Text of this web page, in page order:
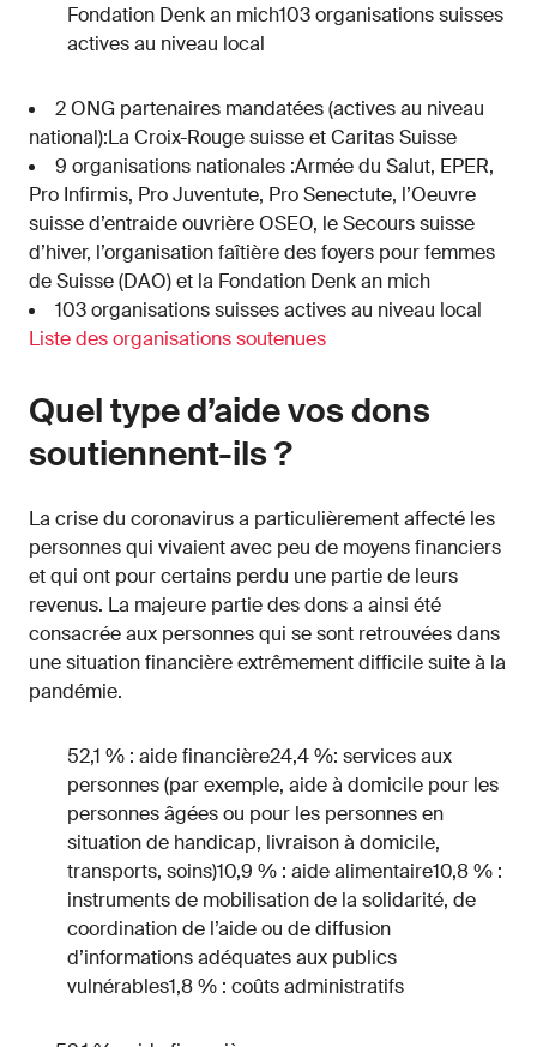
Fondation Denk an mich103 organisations suisses
actives au niveau local
2 ONG partenaires mandatées (actives au niveau
national):La Croix-Rouge suisse et Caritas Suisse
9 organisations nationales :Armée du Salut, EPER,
Pro Infirmis, Pro Juventute, Pro Senectute, l’Oeuvre
suisse d’entraide ouvrière OSEO, le Secours suisse
d’hiver, l’organisation faîtière des foyers pour femmes
de Suisse (DAO) et la Fondation Denk an mich
103 organisations suisses actives au niveau local
Liste des organisations soutenues
Quel type d’aide vos dons
soutiennent-ils ?
La crise du coronavirus a particulièrement affecté les
personnes qui vivaient avec peu de moyens financiers
et qui ont pour certains perdu une partie de leurs
revenus. La majeure partie des dons a ainsi été
consacrée aux personnes qui se sont retrouvées dans
une situation financière extrêmement difficile suite à la
pandémie.
52,1 % : aide financière24,4 %: services aux
personnes (par exemple, aide à domicile pour les
personnes âgées ou pour les personnes en
situation de handicap, livraison à domicile,
transports, soins)10,9 % : aide alimentaire10,8 % :
instruments de mobilisation de la solidarité, de
coordination de l’aide ou de diffusion
d’informations adéquates aux publics
vulnérables1,8 % : coûts administratifs